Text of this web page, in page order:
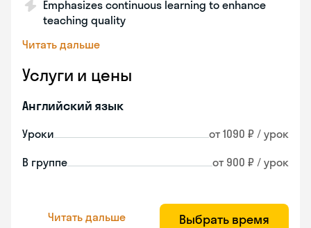
Emphasizes continuous learning to enhance
teaching quality
Читать дальше
Услуги и цены
Английский язык
Уроки от 1090 ₽ / урок
В группе от 900 ₽ / урок
Читать дальше Выбрать время